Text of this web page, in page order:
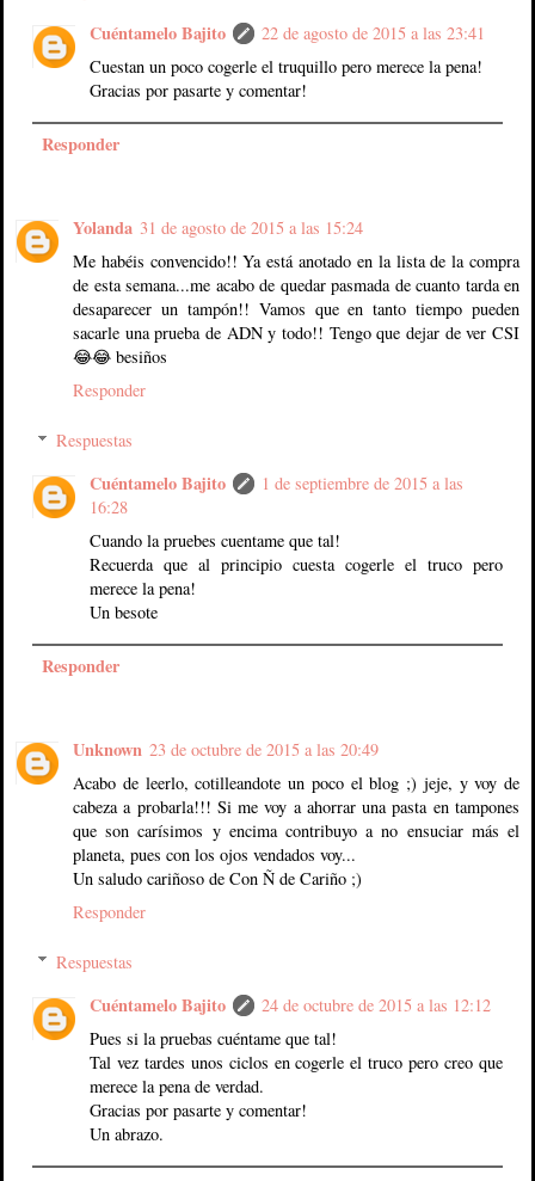
Cuéntamelo Bajito
22 de agosto de 2015 a las 23:41
Cuestan un poco cogerle el truquillo pero merece la pena!
Gracias por pasarte y comentar!
Responder
Yolanda 31 de agosto de 2015 a las 15:24
Me habéis convencido!! Ya está anotado en la lista de la compra
de esta semana...me acabo de quedar pasmada de cuanto tarda en
desaparecer un tampón!! Vamos que en tanto tiempo pueden
sacarle una prueba de ADN y todo!! Tengo que dejar de ver CSI
😂😂 besiños
Responder
Respuestas
Cuéntamelo Bajito
1 de septiembre de 2015 a las
16:28
Cuando la pruebes cuentame que tal!
Recuerda que al principio cuesta cogerle el truco pero
merece la pena!
Un besote
Responder
Unknown 23 de octubre de 2015 a las 20:49
Acabo de leerlo, cotilleandote un poco el blog ;) jeje, y voy de
cabeza a probarla!!! Si me voy a ahorrar una pasta en tampones
que son carísimos y encima contribuyo a no ensuciar más el
planeta, pues con los ojos vendados voy...
Un saludo cariñoso de Con Ñ de Cariño ;)
Responder
Respuestas
Cuéntamelo Bajito
24 de octubre de 2015 a las 12:12
Pues si la pruebas cuéntame que tal!
Tal vez tardes unos ciclos en cogerle el truco pero creo que
merece la pena de verdad.
Gracias por pasarte y comentar!
Un abrazo.